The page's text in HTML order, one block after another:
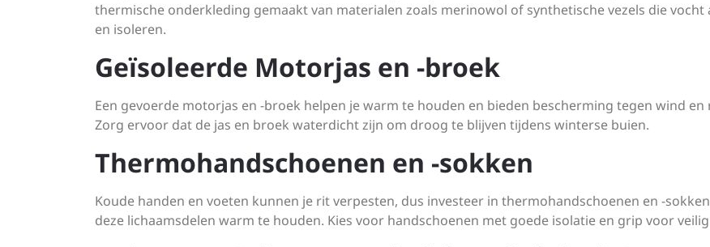
thermische onderkleding gemaakt van materialen zoals merinowol of synthetische vezels die vocht
en isoleren.
Geïsoleerde Motorjas en -broek
Een gevoerde motorjas en -broek helpen je warm te houden en bieden bescherming tegen wind en
Zorg ervoor dat de jas en broek waterdicht zijn om droog te blijven tijdens winterse buien.
Thermohandschoenen en -sokken
Koude handen en voeten kunnen je rit verpesten, dus investeer in thermohandschoenen en -
deze lichaamsdelen warm te houden. Kies voor handschoenen met goede isolatie en grip voor